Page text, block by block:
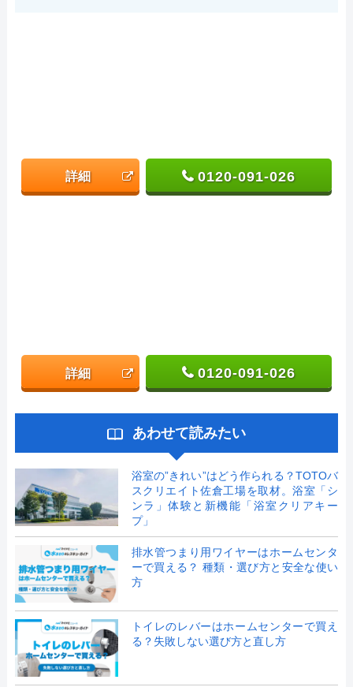
詳細 0120-091-026
詳細 0120-091-026
あわせて読みたい
浴室の”きれい”はどう作られる？TOTOバ
スクリエイト佐倉工場を取材。浴室「シ
ンラ」体験と新機能「浴室クリアキー
プ」
排水管つまり用ワイヤーはホームセンタ
ーで買える？ 種類・選び方と安全な使い
方
トイレのレバーはホームセンターで買え
る？失敗しない選び方と直し方